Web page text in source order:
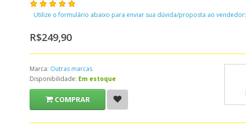
Utilize o formulário abaixo para enviar sua dúvida/proposta ao vendedor:
R$249,90
Marca: Outras marcas
Disponibilidade: Em estoque
COMPRAR